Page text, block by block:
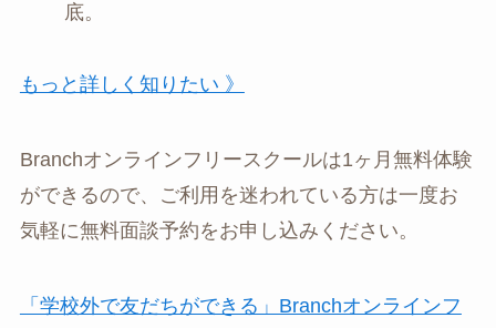
底。
もっと詳しく知りたい 》
Branchオンラインフリースクールは1ヶ月無料体験
ができるので、ご利用を迷われている方は一度お
気軽に無料面談予約をお申し込みください。
「学校外で友だちができる」Branchオンラインフ